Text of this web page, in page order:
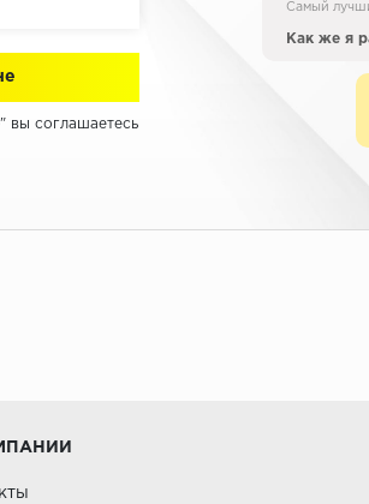
вы соглашаетесь
Самый
Как же я